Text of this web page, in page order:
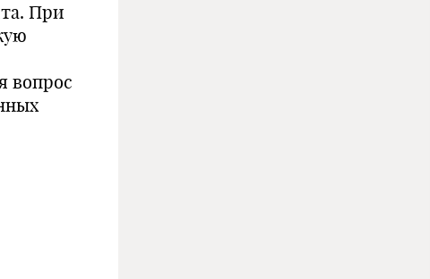
При
вопрос